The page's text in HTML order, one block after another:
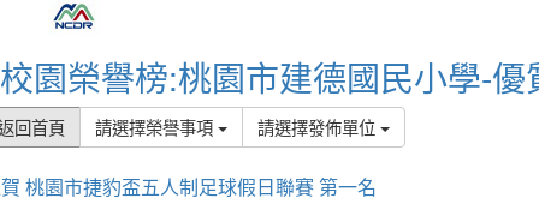
校園榮譽榜:桃園市建德國民小學-優
回首頁 請選擇榮譽事項 請選擇發佈單位
桃園市捷豹盃五人制足球假日聯賽 第一名